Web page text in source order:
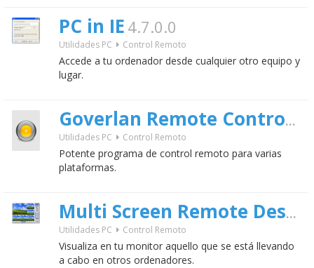
PC in IE 4.7.0.0
Utilidades PC Control Remoto
Accede a tu ordenador desde cualquier otro equipo y
lugar.
Goverlan Remote Control
Utilidades PC Control Remoto
Potente programa de control remoto para varias
plataformas.
Multi Screen Remote Desktop
Utilidades PC Control Remoto
Visualiza en tu monitor aquello que se está llevando
a cabo en otros ordenadores.